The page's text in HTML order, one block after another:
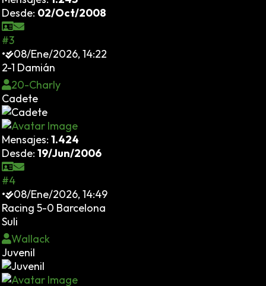
Desde: 02/Oct/2008
#3
•
08/Ene/2026, 14:22
2-1 Damián
20-Charly
Cadete
Mensajes: 1.424
Desde: 19/Jun/2006
#4
•
08/Ene/2026, 14:49
Racing 5-0 Barcelona
Suli
Wallack
Juvenil